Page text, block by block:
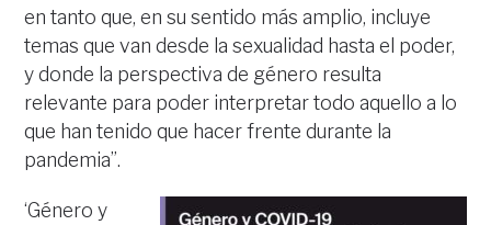
en tanto que, en su sentido más amplio, incluye
temas que van desde la sexualidad hasta el poder,
y donde la perspectiva de género resulta
relevante para poder interpretar todo aquello a lo
que han tenido que hacer frente durante la
pandemia”.
‘Género y